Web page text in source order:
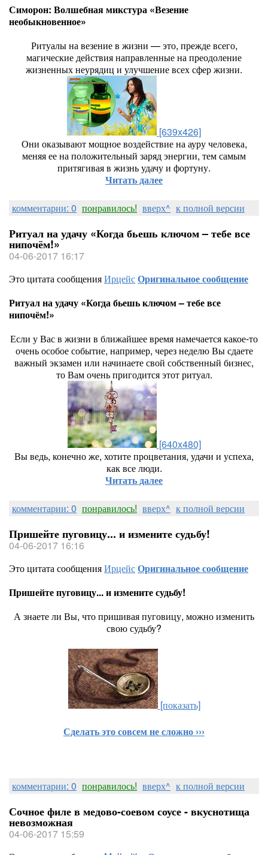
Симорон: Волшебная микстура «Везение
необыкновенное»
Ритуалы на везение в жизни — это, прежде всего,
магические действия направленные на преодоление
жизненных неурядиц и улучшение всех сфер жизни.
[639x426]
Они оказывают мощное воздействие на ауру человека,
меняя ее на положительный заряд энергии, тем самым
притягивая в жизнь удачу и фортуну.
Читать далее
комментарии: 0 понравилось! вверх^ к полной версии
Ритуал на удачу «Когда бьешь ключом – тебе все
нипочём!»
04-06-2017 16:17
Это цитата сообщенияИрцейсОригинальное сообщение
Ритуал на удачу «Когда бьешь ключом – тебе все
нипочём!»
Если у Вас в жизни в ближайшее время намечается какое-то
очень особое событие, например, через неделю Вы сдаете
важный экзамен или начинаете свой собственный бизнес,
то Вам очень пригодится этот ритуал.
[640x480]
Вы ведь, конечно же, хотите процветания, удачи и успеха,
как все люди.
Читать далее
комментарии: 0 понравилось! вверх^ к полной версии
Пришейте пуговицу... и измените судьбу!
04-06-2017 16:16
Это цитата сообщенияИрцейсОригинальное сообщение
Пришейте пуговицу... и измените судьбу!
А знаете ли Вы, что пришивая пуговицу, можно изменить
свою судьбу?
[показать]
Сделать это совсем не сложно ›››
комментарии: 0 понравилось! вверх^ к полной версии
Сочное филе в медово-соевом соусе - вкуснотища
невозможная
04-06-2017 15:59